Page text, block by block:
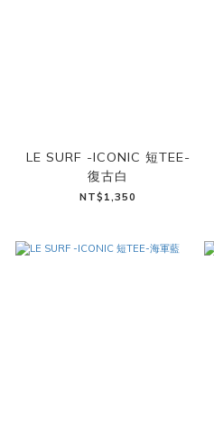
LE SURF -ICONIC 短TEE-
復古白
NT$1,350